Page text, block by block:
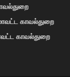
காவல்துறை
காவல்துறை